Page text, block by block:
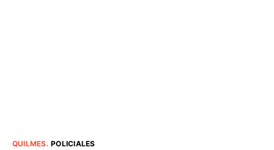
QUILMES.POLICIALES